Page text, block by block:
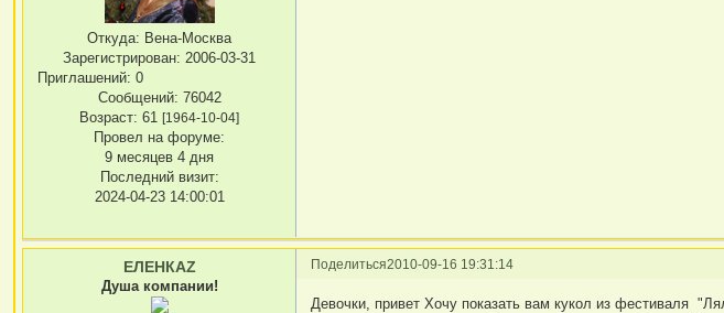
Откуда: Вена-Москва
Зарегистрирован: 2006-03-31
Приглашений: 0
Сообщений: 76042
Возраст: 61[1964-10-04]
Провел на форуме:
9 месяцев 4 дня
Последний визит:
2024-04-23 14:00:01
Поделиться2010-09-16 19:31:14
ЕЛЕНКАZ
Душа компании!
Девочки, привет Хочу показать вам кукол из фестиваля